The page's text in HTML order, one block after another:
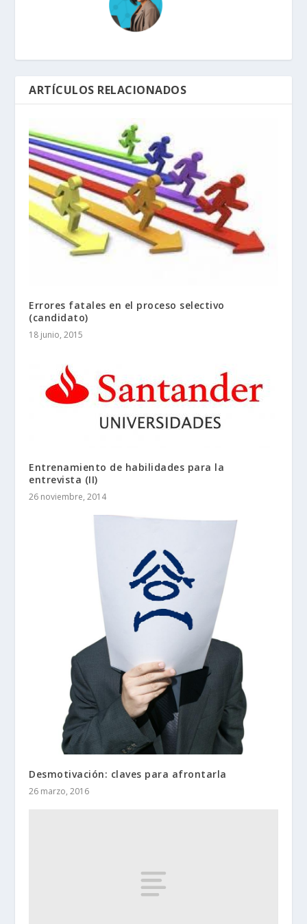
ARTÍCULOS RELACIONADOS
Errores fatales en el proceso selectivo
(candidato)
18 junio, 2015
Entrenamiento de habilidades para la
entrevista (II)
26 noviembre, 2014
Desmotivación: claves para afrontarla
26 marzo, 2016